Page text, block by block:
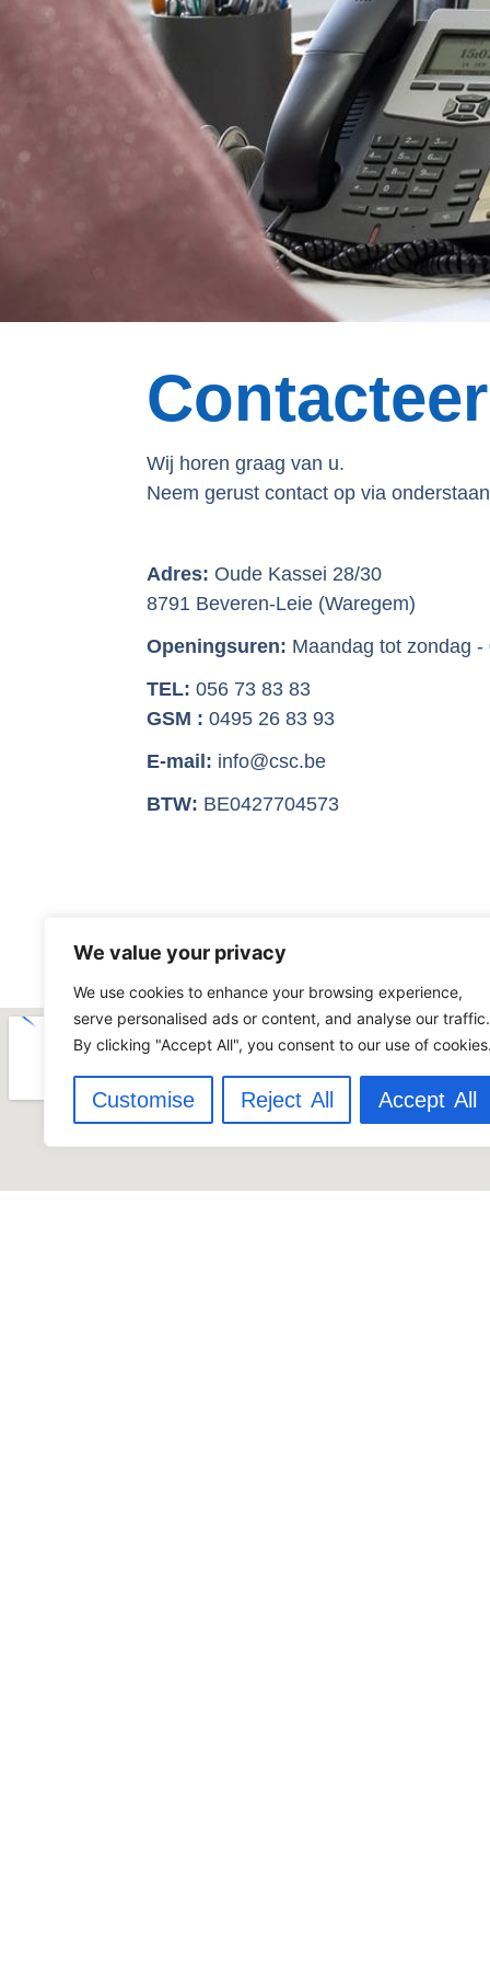
We value your privacy
We use cookies to enhance your browsing experience,
serve personalised ads or content, and analyse our traffic.
By clicking "Accept All", you consent to our use of
Customise Reject All Accept All
Wij horen graag van u.
Neem gerust contact op via
Adres: Oude Kassei 28/30
8791 Beveren-Leie (Waregem)
Openingsuren: Maandag tot zondag
TEL: 056 73 83 83
GSM : 0495 26 83 93
E-mail: info@csc.be
BTW: BE0427704573